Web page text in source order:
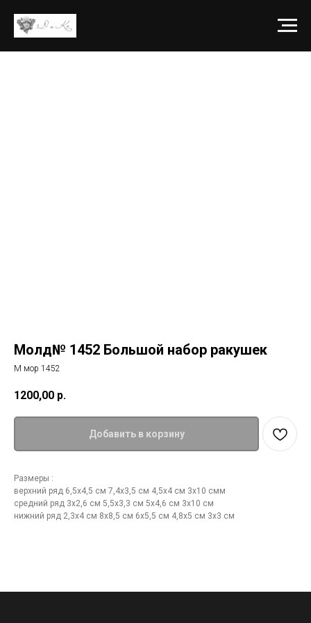
Молд№ 1452 Большой набор ракушек
М мор 1452
1200,00 р.
Добавить в корзину
Размеры :
верхний ряд 6,5х4,5 см 7,4х3,5 см 4,5х4 см 3х10 смм
средний ряд 3х2,6 см 5,5х3,3 см 5х4,6 см 3х10 см
нижний ряд 2,3х4 см 8х8,5 см 6х5,5 см 4,8х5 см 3х3 см